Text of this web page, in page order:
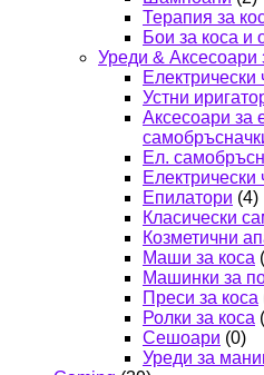
Терапия за
Бои за коса и
Уреди & Аксесоари
Електрически
Устни
Аксесоари за
Ел.
Електрически
Епилатори (4)
Класически
Козметични
Маши за коса
Машинки за
Преси за коса
Ролки за коса
Сешоари (0)
Уреди за